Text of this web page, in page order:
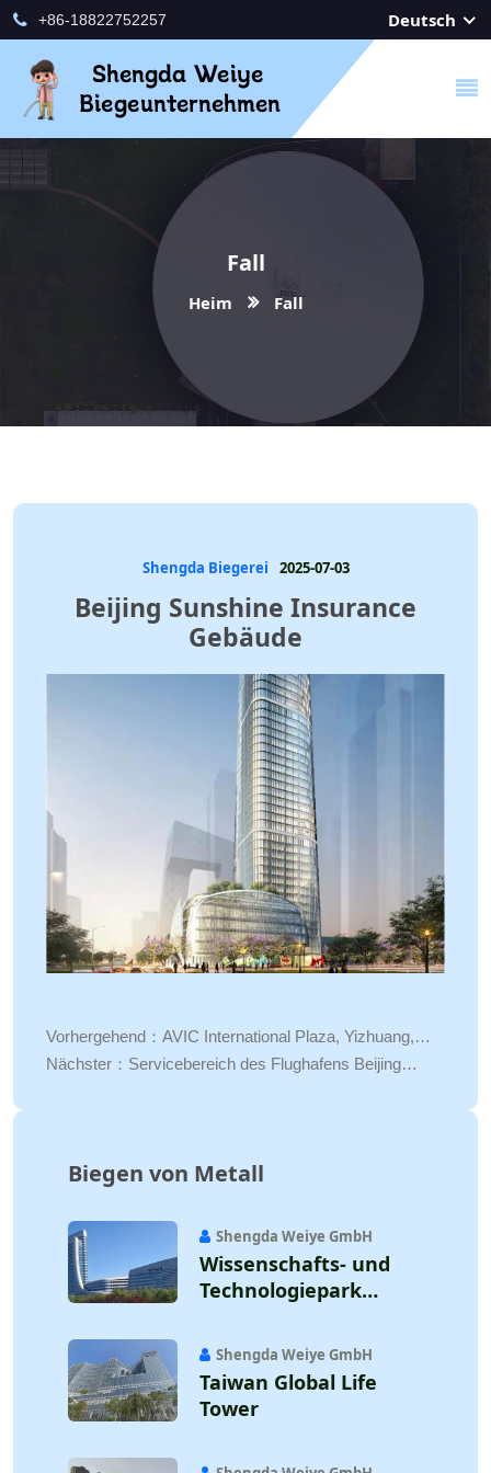
+86-18822752257 Deutsch
Fall
Heim Fall
Shengda Biegerei 2025-07-03
Beijing Sunshine Insurance
Gebäude
Vorhergehend： AVIC International Plaza, Yizhuang,
Peking
Nächster： Servicebereich des Flughafens Beijing
Biegen von Metall
Shengda Weiye GmbH
Wissenschafts- und
Technologiepark
Shengda Weiye GmbH
Taiwan Global Life
Tower